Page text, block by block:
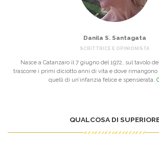
Danila S. Santagata
SCRITTRICE E OPINIONISTA
Nasce a Catanzaro il 7 giugno del 1972, sul tavolo
trascorre i primi diciotto anni di vita e dove
quelli di un’infanzia felice e spensierata.
QUALCOSA DI